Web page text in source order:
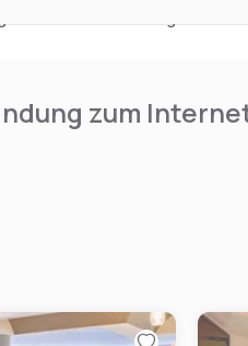
zum